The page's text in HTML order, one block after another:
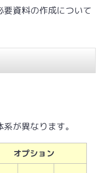
資料の作成について
が異なります。
オプション